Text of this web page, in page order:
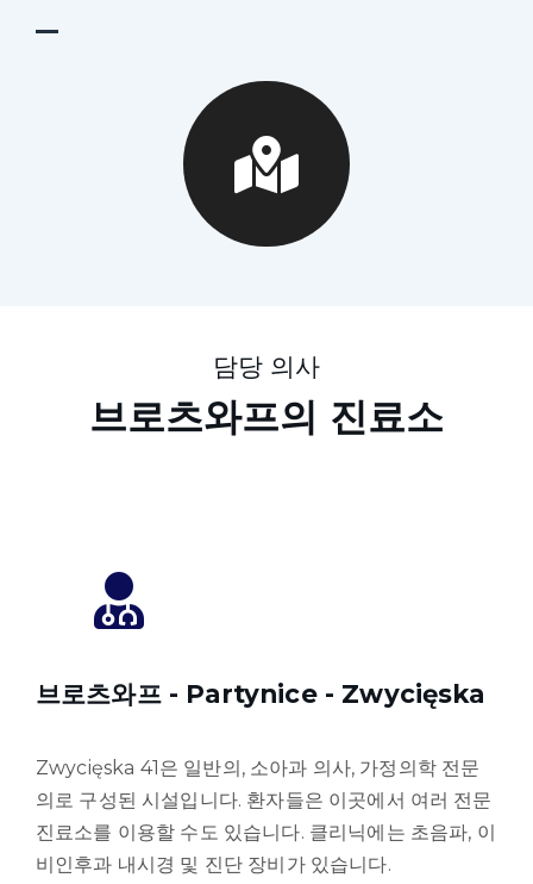
담당 의사
브로츠와프의 진료소
브로츠와프 - Partynice - Zwycięska
Zwycięska 41은 일반의, 소아과 의사, 가정의학 전문
의로 구성된 시설입니다. 환자들은 이곳에서 여러 전문
진료소를 이용할 수도 있습니다. 클리닉에는 초음파, 이
비인후과 내시경 및 진단 장비가 있습니다.